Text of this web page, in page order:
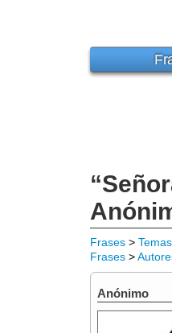
Frases > Temas
Frases >
Anónimo